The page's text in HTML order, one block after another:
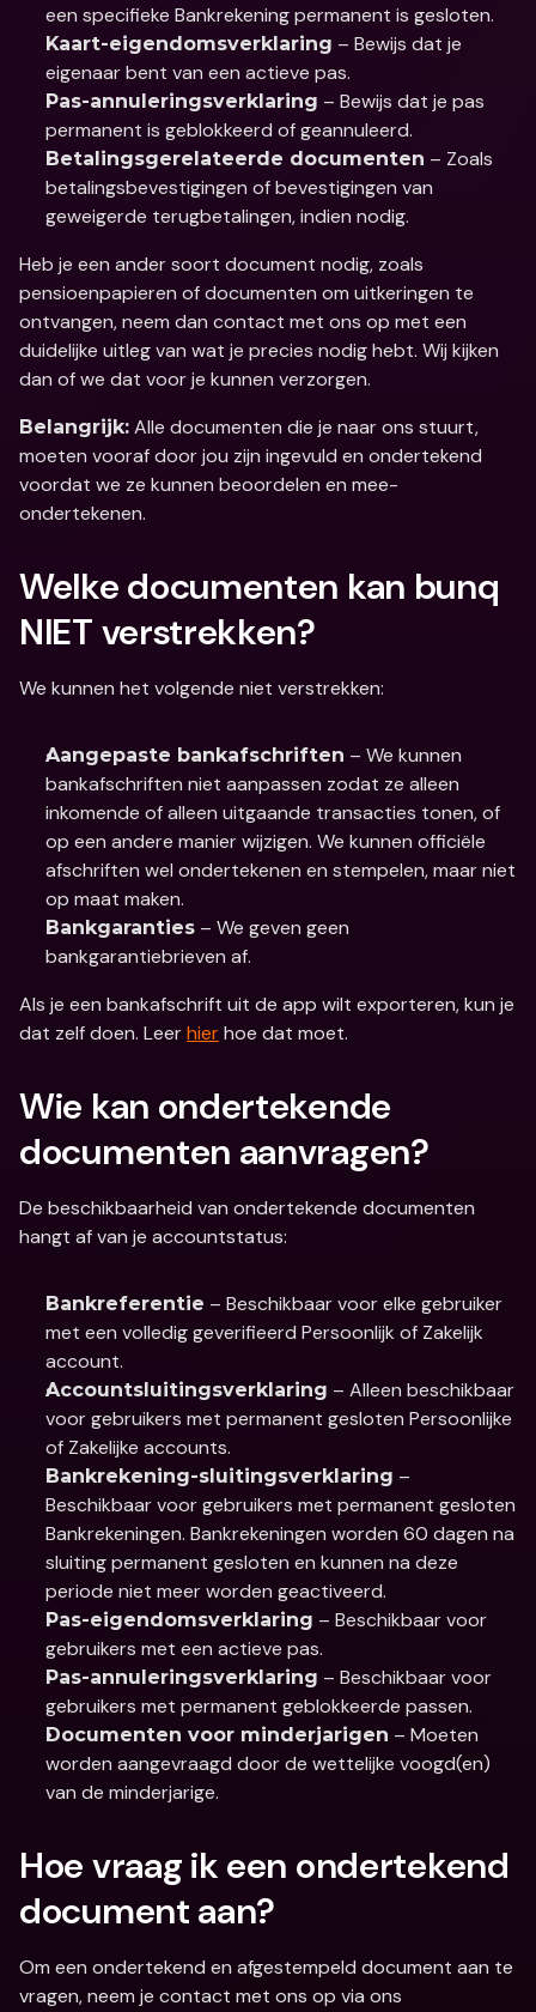
een specifieke Bankrekening permanent is gesloten.
Kaart-eigendomsverklaring – Bewijs dat je
eigenaar bent van een actieve pas.
Pas-annuleringsverklaring – Bewijs dat je pas
permanent is geblokkeerd of geannuleerd.
Betalingsgerelateerde documenten – Zoals
betalingsbevestigingen of bevestigingen van
geweigerde terugbetalingen, indien nodig.
Heb je een ander soort document nodig, zoals
pensioenpapieren of documenten om uitkeringen te
ontvangen, neem dan contact met ons op met een
duidelijke uitleg van wat je precies nodig hebt. Wij kijken
dan of we dat voor je kunnen verzorgen.
Belangrijk: Alle documenten die je naar ons stuurt,
moeten vooraf door jou zijn ingevuld en ondertekend
voordat we ze kunnen beoordelen en mee-
ondertekenen.
Welke documenten kan bunq
NIET verstrekken?
We kunnen het volgende niet verstrekken:
Aangepaste bankafschriften – We kunnen
bankafschriften niet aanpassen zodat ze alleen
inkomende of alleen uitgaande transacties tonen, of
op een andere manier wijzigen. We kunnen officiële
afschriften wel ondertekenen en stempelen, maar niet
op maat maken.
Bankgaranties – We geven geen
bankgarantiebrieven af.
Als je een bankafschrift uit de app wilt exporteren, kun je
dat zelf doen. Leer hier hoe dat moet.
Wie kan ondertekende
documenten aanvragen?
De beschikbaarheid van ondertekende documenten
hangt af van je accountstatus:
Bankreferentie – Beschikbaar voor elke gebruiker
met een volledig geverifieerd Persoonlijk of Zakelijk
account.
Accountsluitingsverklaring – Alleen beschikbaar
voor gebruikers met permanent gesloten Persoonlijke
of Zakelijke accounts.
Bankrekening-sluitingsverklaring –
Beschikbaar voor gebruikers met permanent gesloten
Bankrekeningen. Bankrekeningen worden 60 dagen na
sluiting permanent gesloten en kunnen na deze
periode niet meer worden geactiveerd.
Pas-eigendomsverklaring – Beschikbaar voor
gebruikers met een actieve pas.
Pas-annuleringsverklaring – Beschikbaar voor
gebruikers met permanent geblokkeerde passen.
Documenten voor minderjarigen – Moeten
worden aangevraagd door de wettelijke voogd(en)
van de minderjarige.
Hoe vraag ik een ondertekend
document aan?
Om een ondertekend en afgestempeld document aan te
vragen, neem je contact met ons op via ons